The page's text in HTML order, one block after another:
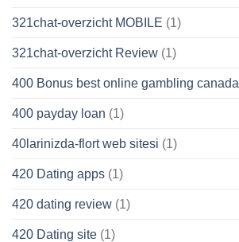
321chat-overzicht MOBILE (1)
321chat-overzicht Review (1)
400 Bonus best online gambling canada
400 payday loan (1)
40larinizda-flort web sitesi (1)
420 Dating apps (1)
420 dating review (1)
420 Dating site (1)